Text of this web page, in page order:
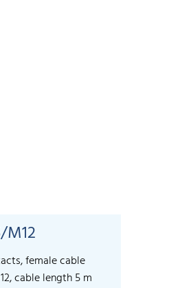
M12
female cable
cable length 5 m